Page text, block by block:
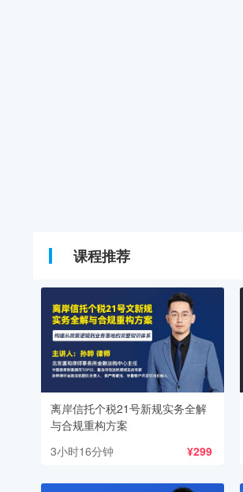
课程推荐
离岸信托个税21号新规实务全解
与合规重构方案
3小时16分钟
¥299